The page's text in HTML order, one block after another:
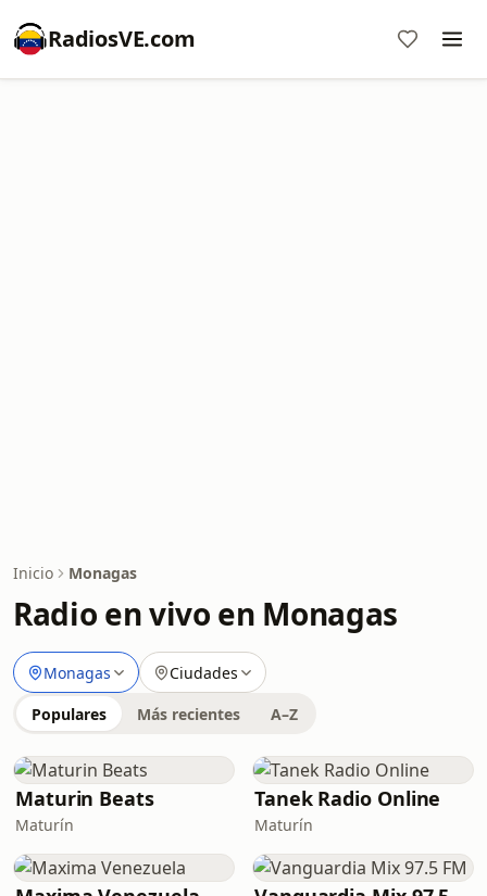
RadiosVE.com
Inicio Monagas
Radio en vivo en Monagas
Monagas Ciudades
Populares Más recientes A–Z
Maturin Beats
Maturín
Tanek Radio Online
Maturín